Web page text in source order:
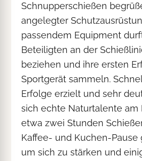
Schnupperschießen
angelegter
passendem Equipment
Beteiligten an der
beziehen und ihre ersten
Sportgerät sammeln.
Erfolge erzielt und sehr
sich echte Naturtalente am
etwa zwei Stunden
Kaffee- und Kuchen-Pause
um sich zu stärken und